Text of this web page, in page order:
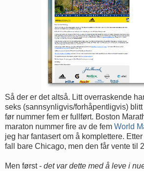
Så der er det altså. Litt overraskende
seks (sannsynligvis/forhåpentligvis)
før nummer fem er fullført. Boston
maraton nummer fire av de fem World
jeg har fantasert om å komplettere.
fall bare Chicago, men den får vente til
Men først - det var dette med å leve i